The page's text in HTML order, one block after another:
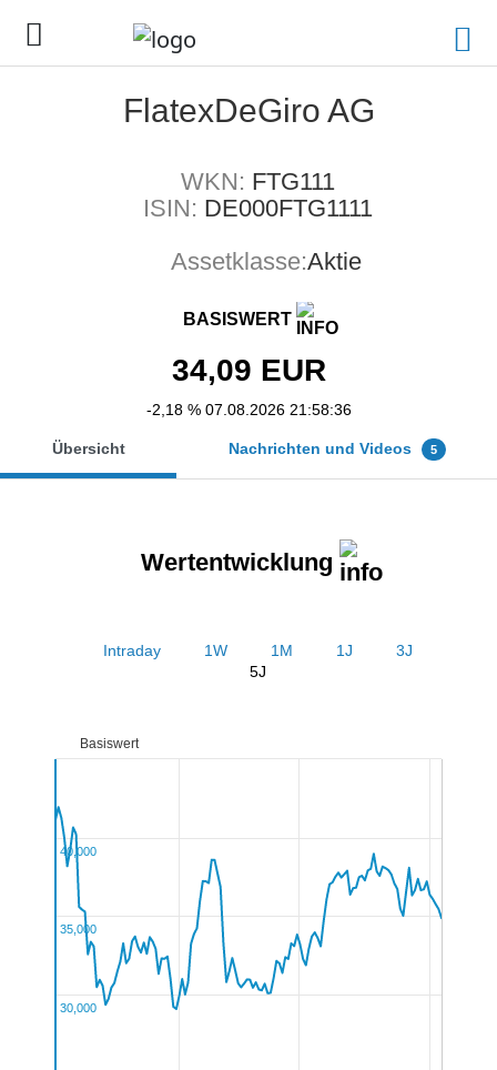
FlatexDeGiro AG
WKN: FTG111
ISIN: DE000FTG1111
Assetklasse:Aktie
BASISWERT
34,09 EUR
-2,18 % 07.08.2026 21:58:36
Übersicht Nachrichten und Videos 5
Wertentwicklung
Intraday 1W 1M 1J
3J
5J
30,000
40,000
35,000
Basiswert